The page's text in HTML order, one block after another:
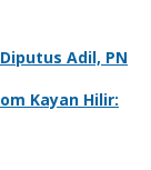
Adil, PN
Kayan Hilir: